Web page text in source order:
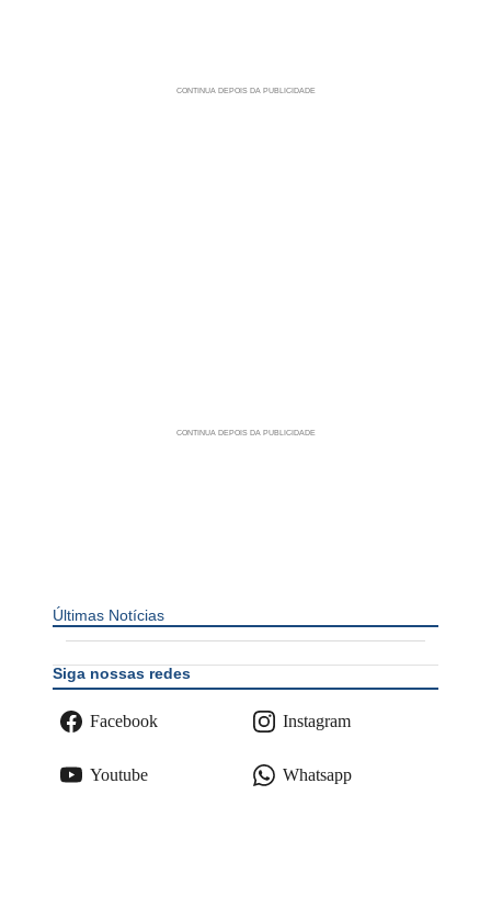
Últimas Notícias
Siga nossas redes
Facebook Instagram
Youtube Whatsapp